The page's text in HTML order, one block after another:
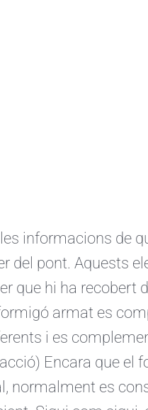
informacions de
del pont. Aquests
que hi ha recobert
armat es
i es
Encara que el
normalment es